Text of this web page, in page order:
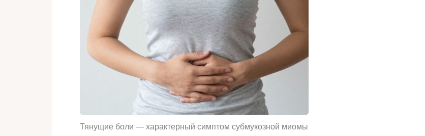
Тянущие боли — характерный симптом субмукозной миомы